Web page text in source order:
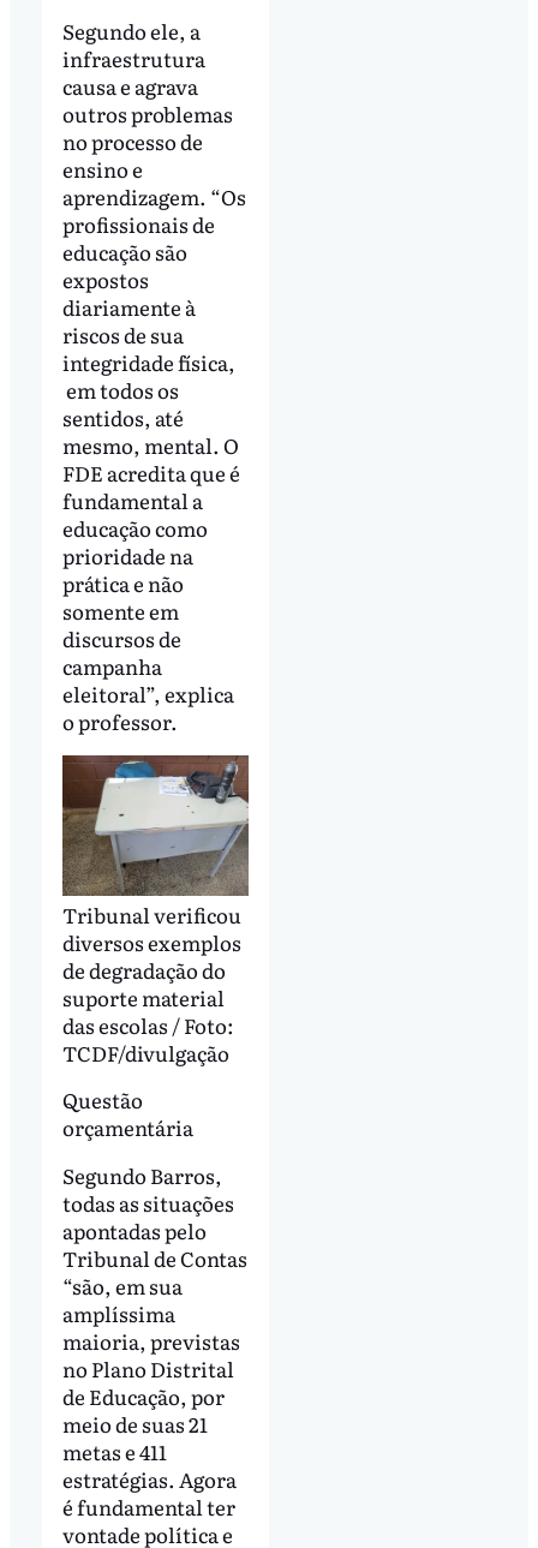
Segundo ele, a
infraestrutura
causa e agrava
outros problemas
no processo de
ensino e
aprendizagem. “Os
profissionais de
educação são
expostos
diariamente à
riscos de sua
integridade física,
em todos os
sentidos, até
mesmo, mental. O
FDE acredita que é
fundamental a
educação como
prioridade na
prática e não
somente em
discursos de
campanha
eleitoral”, explica
o professor.
Tribunal verificou
diversos exemplos
de degradação do
suporte material
das escolas / Foto:
TCDF/divulgação
Questão
orçamentária
Segundo Barros,
todas as situações
apontadas pelo
Tribunal de Contas
“são, em sua
amplíssima
maioria, previstas
no Plano Distrital
de Educação, por
meio de suas 21
metas e 411
estratégias. Agora
é fundamental ter
vontade política e